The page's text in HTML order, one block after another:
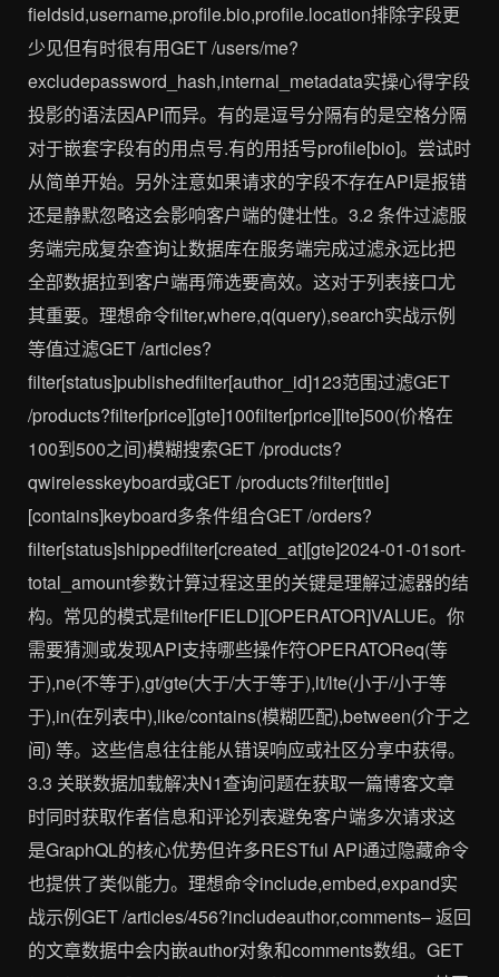
fieldsid,username,profile.bio,profile.location排除字段更
少见但有时很有用GET /users/me?
excludepassword_hash,internal_metadata实操心得字段
投影的语法因API而异。有的是逗号分隔有的是空格分隔
对于嵌套字段有的用点号.有的用括号profile[bio]。尝试时
从简单开始。另外注意如果请求的字段不存在API是报错
还是静默忽略这会影响客户端的健壮性。3.2 条件过滤服
务端完成复杂查询让数据库在服务端完成过滤永远比把
全部数据拉到客户端再筛选要高效。这对于列表接口尤
其重要。理想命令filter,where,q(query),search实战示例
等值过滤GET /articles?
filter[status]publishedfilter[author_id]123范围过滤GET
/products?filter[price][gte]100filter[price][lte]500(价格在
100到500之间)模糊搜索GET /products?
qwirelesskeyboard或GET /products?filter[title]
[contains]keyboard多条件组合GET /orders?
filter[status]shippedfilter[created_at][gte]2024-01-01sort-
total_amount参数计算过程这里的关键是理解过滤器的结
构。常见的模式是filter[FIELD][OPERATOR]VALUE。你
需要猜测或发现API支持哪些操作符OPERATOReq(等
于),ne(不等于),gt/gte(大于/大于等于),lt/lte(小于/小于等
于),in(在列表中),like/contains(模糊匹配),between(介于之
间) 等。这些信息往往能从错误响应或社区分享中获得。
3.3 关联数据加载解决N1查询问题在获取一篇博客文章
时同时获取作者信息和评论列表避免客户端多次请求这
是GraphQL的核心优势但许多RESTful API通过隐藏命令
也提供了类似能力。理想命令include,embed,expand实
战示例GET /articles/456?includeauthor,comments– 返回
的文章数据中会内嵌author对象和comments数组。GET